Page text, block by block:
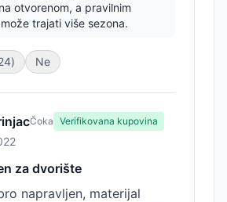
otvorenom, a pravilnim
trajati više sezona.
) Ne
Čoka Verifikovana kupovina
za dvorište
napravljen, materijal